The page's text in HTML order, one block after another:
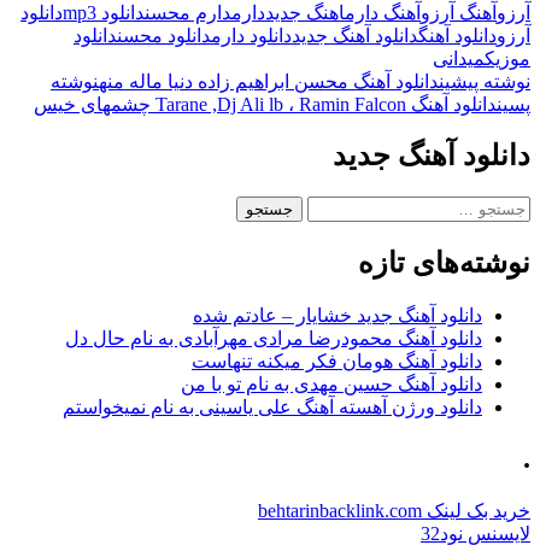
آرزو آهنگ آرزو آهنگ دارماهنگ جدیددارمدارم محسندانلود mp3
دانلود
آرزودانلود آهنگدانلود آهنگ جدیددانلود دارمدانلود محسندانلود
موزیکمیدانی
ناوبری
نوشته
نوشته پیشیندانلود آهنگ محسن ابراهیم زاده دنیا ماله منهنوشته
پسیندانلود آهنگ Tarane ,Dj Ali lb ، Ramin Falcon چشمهای خیس
دانلود آهنگ جدید
جستجو
نوشته‌های تازه
دانلود آهنگ جدید خشایار – عادتم شده
دانلود آهنگ محمودرضا مرادی مهرآبادی به نام حال دل
دانلود آهنگ هومان فکر میکنه تنهاست
دانلود آهنگ حسین مهدی به نام تو با من
دانلود ورژن آهسته آهنگ علی یاسینی به نام نمیخواستم
.
خرید بک لینک behtarinbacklink.com
لایسنس نود32